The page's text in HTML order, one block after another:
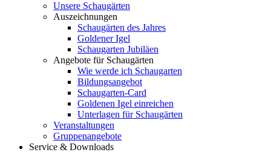
Unsere Schaugärten
Auszeichnungen
Schaugärten des Jahres
Goldener Igel
Schaugarten Jubiläen
Angebote für Schaugärten
Wie werde ich Schaugarten
Bildungsangebot
Schaugarten-Card
Goldenen Igel einreichen
Unterlagen für Schaugärten
Veranstaltungen
Gruppenangebote
Service & Downloads